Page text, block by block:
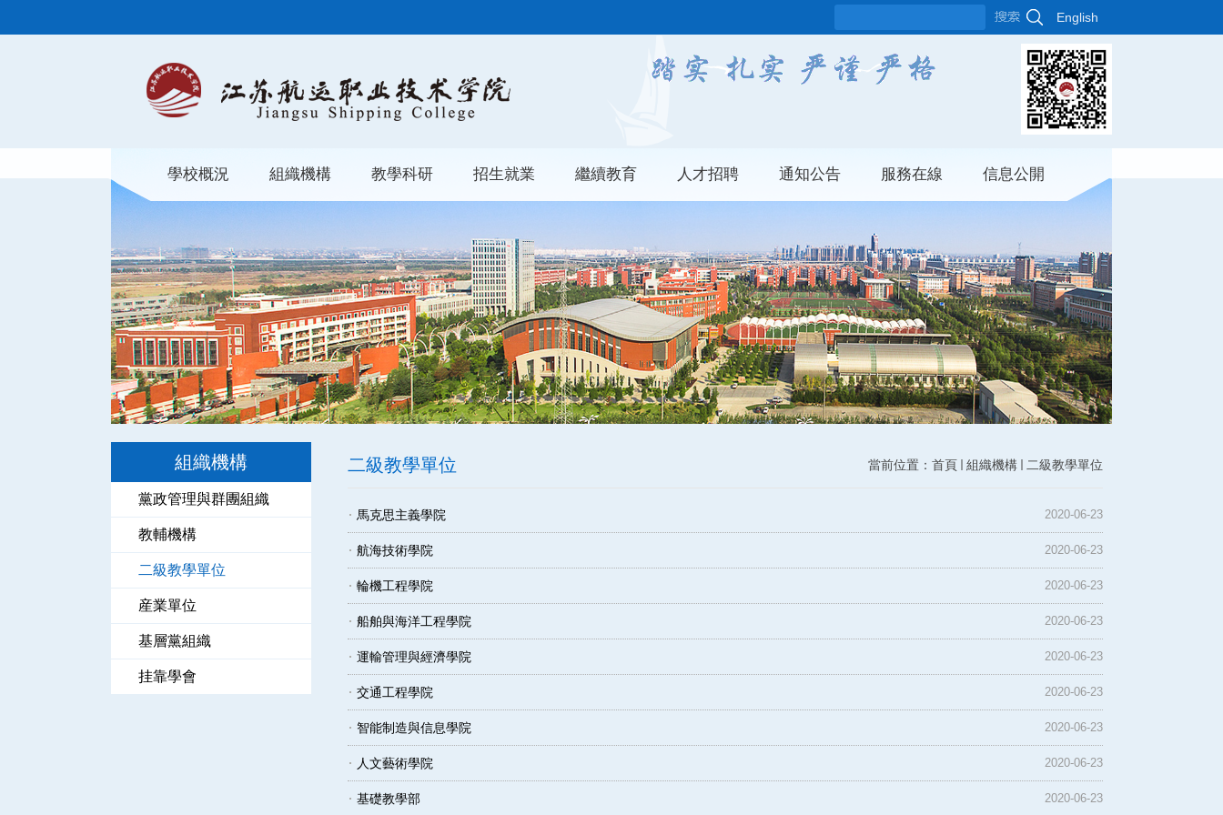
English
學校概況 組織機構 教學科研 招生就業 繼續教育 人才招聘 通知公告 服務在線 信息公開
組織機構
黨政管理與群團組織
教輔機構
二級教學單位
産業單位
基層黨組織
挂靠學會
二級教學單位 當前位置： 首頁 組織機構 二級教學單位
馬克思主義學院 2020-06-23
航海技術學院 2020-06-23
輪機工程學院 2020-06-23
船舶與海洋工程學院 2020-06-23
運輸管理與經濟學院 2020-06-23
交通工程學院 2020-06-23
智能制造與信息學院 2020-06-23
人文藝術學院 2020-06-23
基礎教學部 2020-06-23